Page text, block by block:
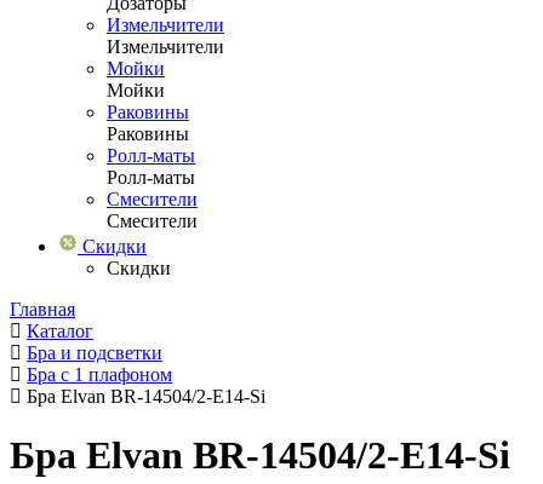
Измельчители
Измельчители
Мойки
Мойки
Раковины
Раковины
Ролл-маты
Ролл-маты
Смесители
Смесители
Скидки
Скидки
Главная
Каталог
Бра и подсветки
Бра с 1 плафоном
Бра Elvan BR-14504/2-E14-Si
Бра Elvan BR-14504/2-E14-Si